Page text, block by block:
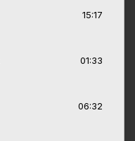
15:17
01:33
06:32